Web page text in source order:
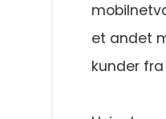
et andet
kunder